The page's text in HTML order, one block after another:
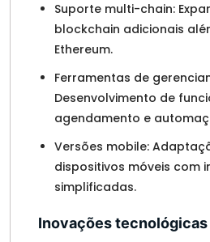
Suporte multi-chain:
blockchain adicionais
Ethereum.
Ferramentas de
Desenvolvimento de
agendamento e
Versões mobile:
dispositivos móveis com
simplificadas.
Inovações tecnológicas